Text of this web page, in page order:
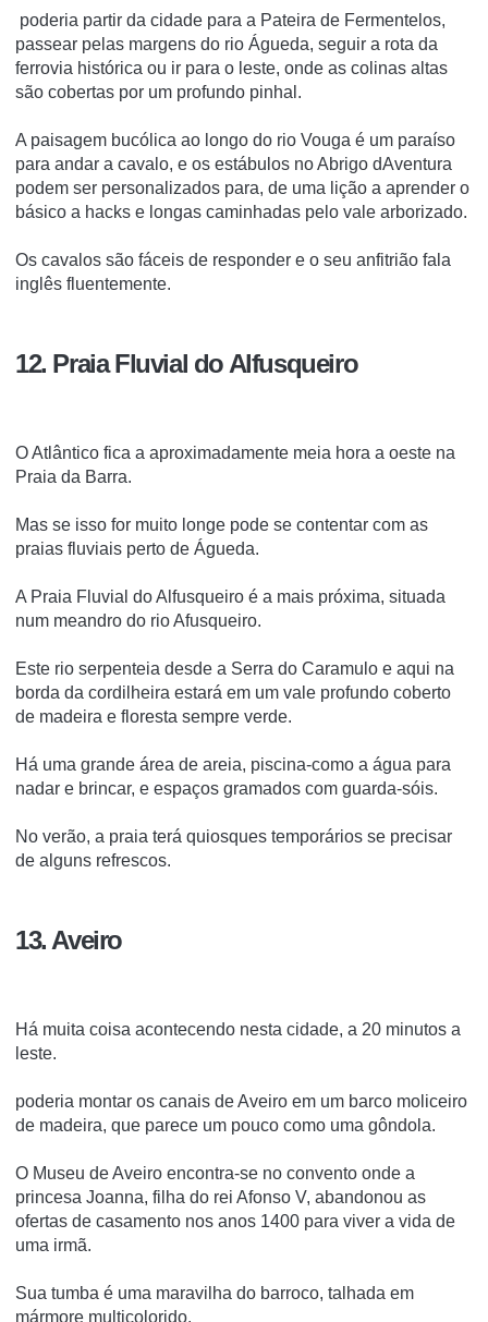
poderia partir da cidade para a Pateira de Fermentelos,
passear pelas margens do rio Águeda, seguir a rota da
ferrovia histórica ou ir para o leste, onde as colinas altas
são cobertas por um profundo pinhal.
A paisagem bucólica ao longo do rio Vouga é um paraíso
para andar a cavalo, e os estábulos no Abrigo dAventura
podem ser personalizados para, de uma lição a aprender o
básico a hacks e longas caminhadas pelo vale arborizado.
Os cavalos são fáceis de responder e o seu anfitrião fala
inglês fluentemente.
12. Praia Fluvial do Alfusqueiro
O Atlântico fica a aproximadamente meia hora a oeste na
Praia da Barra.
Mas se isso for muito longe pode se contentar com as
praias fluviais perto de Águeda.
A Praia Fluvial do Alfusqueiro é a mais próxima, situada
num meandro do rio Afusqueiro.
Este rio serpenteia desde a Serra do Caramulo e aqui na
borda da cordilheira estará em um vale profundo coberto
de madeira e floresta sempre verde.
Há uma grande área de areia, piscina-como a água para
nadar e brincar, e espaços gramados com guarda-sóis.
No verão, a praia terá quiosques temporários se precisar
de alguns refrescos.
13. Aveiro
Há muita coisa acontecendo nesta cidade, a 20 minutos a
leste.
poderia montar os canais de Aveiro em um barco moliceiro
de madeira, que parece um pouco como uma gôndola.
O Museu de Aveiro encontra-se no convento onde a
princesa Joanna, filha do rei Afonso V, abandonou as
ofertas de casamento nos anos 1400 para viver a vida de
uma irmã.
Sua tumba é uma maravilha do barroco, talhada em
mármore multicolorido.